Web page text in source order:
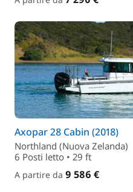
Axopar 28 Cabin (2018)
Northland (Nuova Zelanda)
6 Posti letto • 29 ft
A partire da 9 586 €